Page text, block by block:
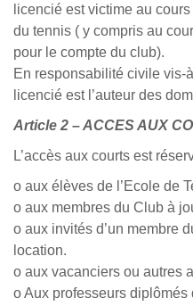
licencié est victime au
du tennis ( y compris au
pour le compte du club).
En responsabilité civile vis-
licencié est l’auteur des
Article 2 – ACCES AUX
L’accès aux courts est
o aux élèves de l’Ecole de
o aux membres du Club à
o aux invités d’un membre
location.
o aux vacanciers ou autres
o Aux professeurs diplômés